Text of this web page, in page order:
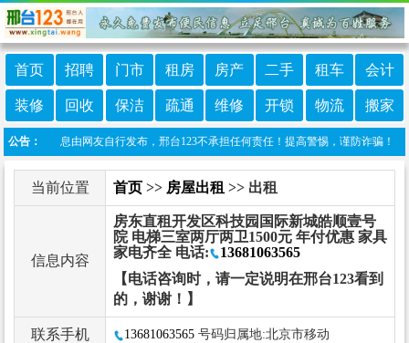
首页 招聘 门市 租房 房产 二手 租车 会计
装修 回收 保洁 疏通 维修 开锁 物流 搬家
公告：
本栏目信息由网友自行发布，邢台123不承担任何责任！提高警惕，谨防诈骗！做
当前位置 首页 >> 房屋出租 >> 出租
信息内容
房东直租开发区科技园国际新城皓顺壹号
院 电梯三室两厅两卫1500元 年付优惠 家具
家电齐全 电话:
13681063565
【电话咨询时，请一定说明在邢台123看到
的，谢谢！】
联系手机 13681063565 号码归属地:北京市移动